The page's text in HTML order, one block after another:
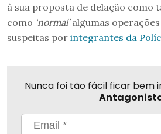
à sua proposta de delação como
como ‘normal’algumas
suspeitas por integrantes da
Nunca foi tão fácil ficar bem